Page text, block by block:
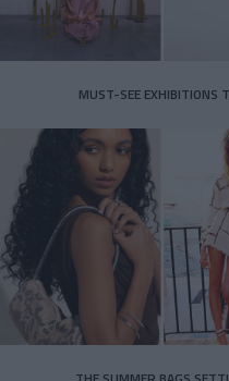
MUST-SEE EXHIBITIONS